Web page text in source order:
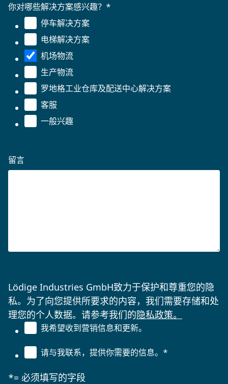
你对哪些解决方案感兴趣？ *
停车解决方案
电梯解决方案
机场物流
生产物流
罗地格工业仓库及配送中心解决方案
客服
一般兴趣
留言
Lödige Industries GmbH致力于保护和尊重您的隐
私。为了向您提供所要求的内容，我们需要存储和处
理您的个人数据。请参考我们的隐私政策。
我希望收到营销信息和更新。
请与我联系，提供你需要的信息。 *
*= 必须填写的字段